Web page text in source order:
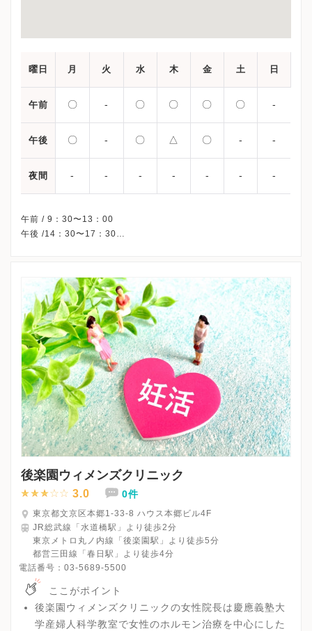
曜日 月 火 水 木 金 土 日
午前 〇 - 〇 〇 〇 〇 -
午後 〇 - 〇 △ 〇 - -
夜間 - - - - - - -
午前 / 9：30〜13：00
午後 /14：30〜17：30
予約/ 優先
※受診前には必ずクリニックHPを確認、または直接お問い合わせ
後楽園ウィメンズクリニック
3.0 0件
東京都文京区本郷1-33-8 ハウス本郷ビル4F
JR総武線「水道橋駅」より徒歩2分
東京メトロ丸ノ内線「後楽園駅」より徒歩5分
都営三田線「春日駅」より徒歩4分
電話番号： 03-5689-5500
ここがポイント
後楽園ウィメンズクリニックの女性院長は慶應義塾大
学産婦人科学教室で女性のホルモン治療を中心にした